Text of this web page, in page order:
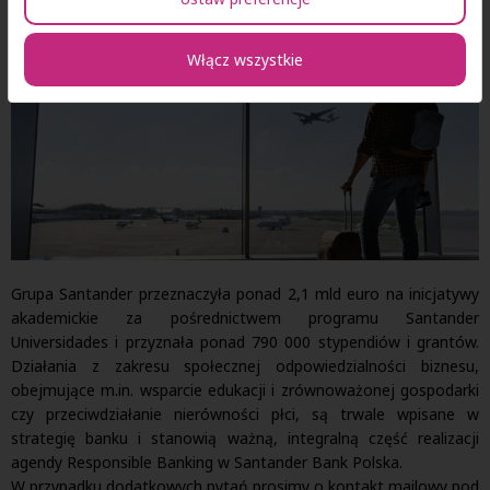
Grupa Santander przeznaczyła ponad 2,1 mld euro na inicjatywy
akademickie za pośrednictwem programu Santander
Universidades i przyznała ponad 790 000 stypendiów i grantów.
Działania z zakresu społecznej odpowiedzialności biznesu,
obejmujące m.in. wsparcie edukacji i zrównoważonej gospodarki
czy przeciwdziałanie nierówności płci, są trwale wpisane w
strategię banku i stanowią ważną, integralną część realizacji
agendy Responsible Banking w Santander Bank Polska.
W przypadku dodatkowych pytań prosimy o kontakt mailowy pod
Włącz wszystkie